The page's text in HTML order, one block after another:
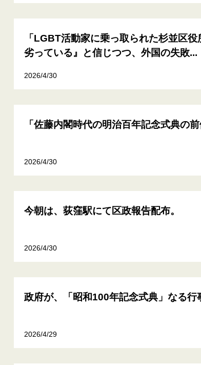
「LGBT活動家に乗っ取られた杉並区
劣っている』と信じつつ、外国の失敗...
2026/4/30
「佐藤内閣時代の明治百年記念式典の前
2026/4/30
今朝は、荻窪駅にて区政報告配布。
2026/4/30
政府が、「昭和100年記念式典」なる行
2026/4/29